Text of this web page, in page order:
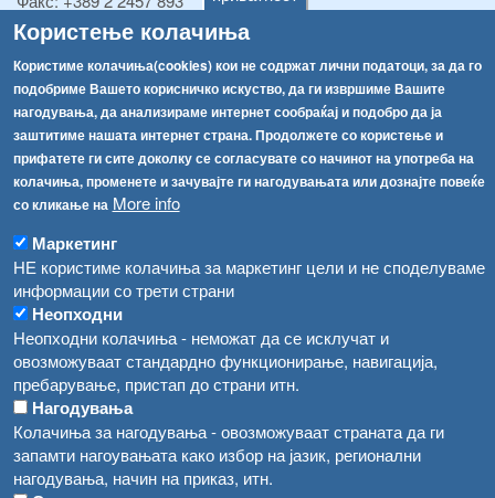
Користење колачиња
Користиме колачиња(cookies) кои не содржат лични податоци, за да го
подобриме Вашето корисничко искуство, да ги извршиме Вашите
нагодувања, да анализираме интернет сообраќај и подобро да ја
заштитиме нашата интернет страна. Продолжете со користење и
прифатете ги сите доколку се согласувате со начинот на употреба на
колачиња, променете и зачувајте ги нагодувањата или дознајте повеќе
со кликање на More info
Маркетинг
НЕ користиме колачиња за маркетинг цели и не споделуваме
информации со трети страни
Неопходни
Неопходни колачиња - неможат да се исклучат и
овозможуваат стандардно функционирање, навигација,
пребарување, пристап до страни итн.
Нагодувања
Колачиња за нагодувања - овозможуваат страната да ги
запамти нагоувањата како избор на јазик, регионални
нагодувања, начин на приказ, итн.
Факс:+389 2 2457 871
info@fva.gov.mk
[АХВ-претходна страна]
Соопштенија
Република Бугарија ги засили официјалните контроли при увоз на свежо овошје и зеленчук
Високите температури ризик од труење со храна, опасни се и за животните
Водата во Гостивар може да се користи како техничка, продолжува испораката на флаширана вода
Во Гостивар спроведени 70 вонредни контроли
Забраната за водата во Гостивар останува на сила, операторите да користат само технички безбедна вода
Навигација
Архива
Регистри
Забрани
Огласи